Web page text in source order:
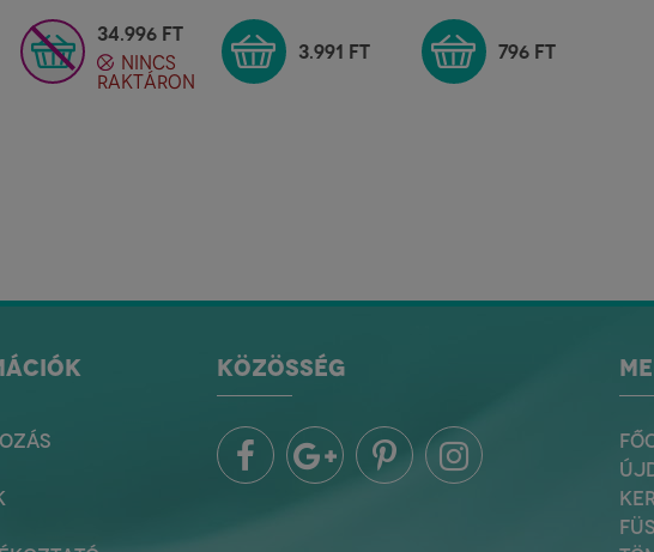
FADOBOZBAN
34.996 FT
NINCS
RAKTÁRON
3.991 FT 796 FT
KÖZÖSSÉG